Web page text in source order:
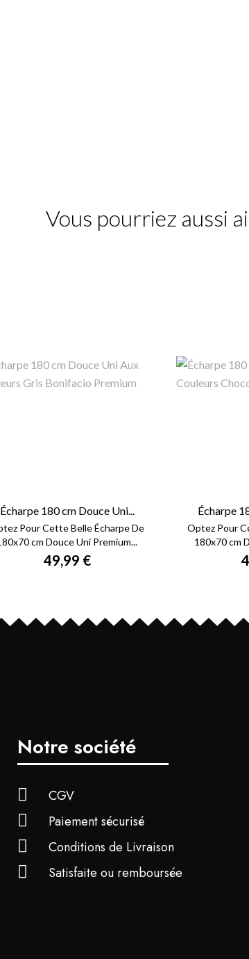
Vous pourriez aussi
Écharpe 180 cm Douce Uni...
Pour Cette Belle Écharpe De
cm Douce Uni Premium...
49,99 €
Écharpe
Optez Pour
180x70 cm
Notre société
CGV
Paiement sécurisé
Conditions de Livraison
Satisfaite ou remboursée